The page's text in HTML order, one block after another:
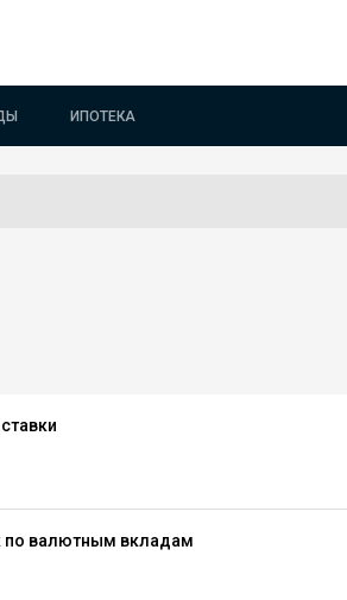
ИПОТЕКА
по валютным вкладам